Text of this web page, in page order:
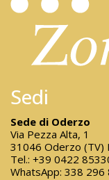
Sedi
Sede di Oderzo
Via Pezza Alta, 1
31046 Oderzo (TV)
Tel.: +39 0422
WhatsApp: 338 296